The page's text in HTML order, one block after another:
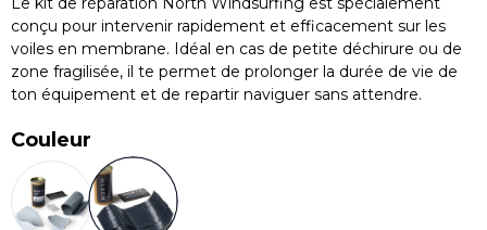
conçu pour intervenir rapidement et efficacement sur les
voiles en membrane. Idéal en cas de petite déchirure ou de
zone fragilisée, il te permet de prolonger la durée de vie de
ton équipement et de repartir naviguer sans attendre.
Couleur